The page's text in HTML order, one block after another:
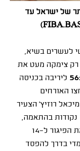
של ישראל עד
לעשרים בשיא,
רק צימקה מעט את
ליריבה בכניסה
האורחים
רוזיץ' הצעיר
ומריו הזוניה, שהובילו אותם עם 23 ו־19 נקודות בהתאמה,
וריצת 2:9 של הנבחרת אומנם הקטינה את הפיגור ל־14
בדרך להפסד